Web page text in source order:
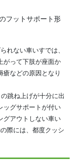
フットサポート形
れない車いすでは、
がって下肢が座面か
などの原因となり
跳ね上げが十分に出
ッグサポートが付い
グアウトしない車い
際には、都度クッシ